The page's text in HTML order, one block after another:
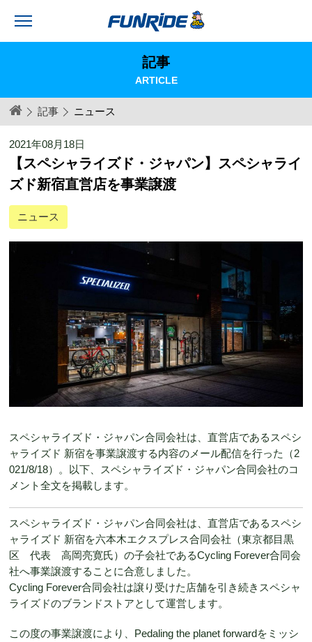
記事
ARTICLE
記事 ニュース
2021年08月18日
【スペシャライズド・ジャパン】スペシャライ
ズド新宿直営店を事業譲渡
ニュース
スペシャライズド・ジャパン合同会社は、直営店であるスペシ
ャライズド 新宿を事業譲渡する内容のメール配信を行った（2
021/8/18）。以下、スペシャライズド・ジャパン合同会社のコ
メント全文を掲載します。
スペシャライズド・ジャパン合同会社は、直営店であるスペシ
ャライズド 新宿を六本木エクスプレス合同会社（東京都目黒
区 代表 高岡亮寛氏）の子会社であるCycling Forever合同会
社へ事業譲渡することに合意しました。
Cycling Forever合同会社は譲り受けた店舗を引き続きスペシャ
ライズドのブランドストアとして運営します。
この度の事業譲渡により、Pedaling the planet forwardをミッシ